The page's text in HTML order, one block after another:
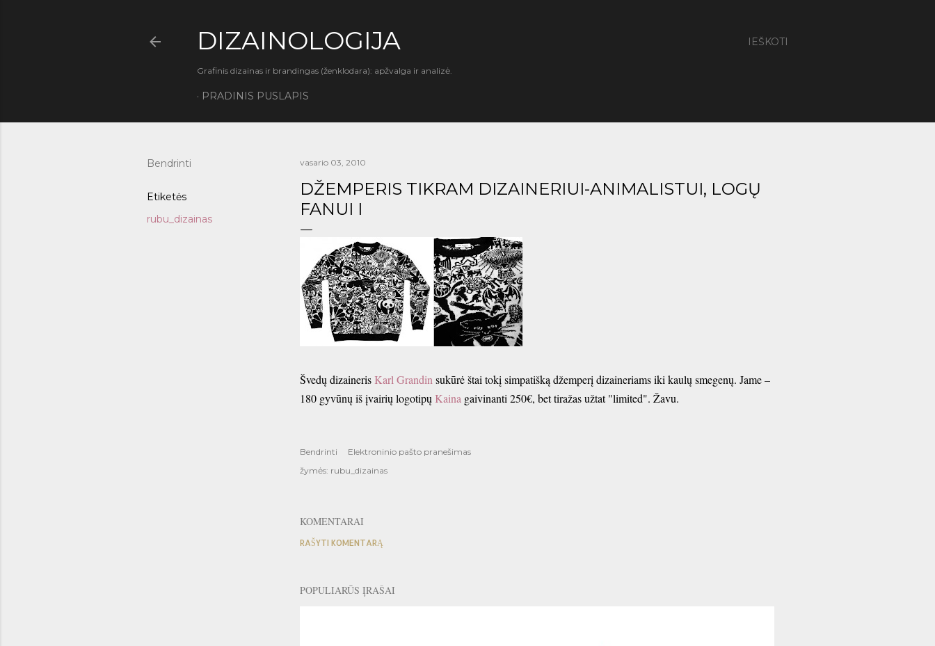
IEŠKOTI
DIZAINOLOGIJA
Grafinis dizainas ir brandingas (ženklodara): apžvalga ir analizė.
PRADINIS PUSLAPIS
Bendrinti
Etiketės
rubu_dizainas
vasario 03, 2010
DŽEMPERIS TIKRAM DIZAINERIUI-ANIMALISTUI, LOGŲ
FANUI I
Švedų dizaineris Karl Grandin sukūrė štai tokį simpatišką džemperį dizaineriams iki kaulų smegenų. Jame –
180 gyvūnų iš įvairių logotipų Kaina gaivinanti 250€, bet tiražas užtat "limited". Žavu.
Bendrinti
Elektroninio pašto pranešimas
žymės: rubu_dizainas
KOMENTARAI
RAŠYTI KOMENTARĄ
POPULIARŪS ĮRAŠAI